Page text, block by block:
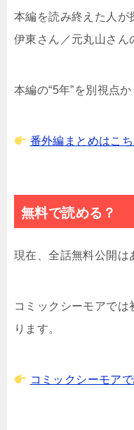
本編を読み終えた人が
伊東さん／元丸山さん
本編の“5年”を別視点
番外編まとめはこち
無料で読める？
現在、全話無料公開は
コミックシーモアでは
ります。
コミックシーモア